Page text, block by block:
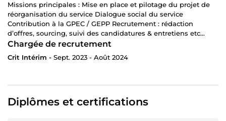
Missions principales : Mise en place et pilotage du projet de
réorganisation du service Dialogue social du service
Contribution à la GPEC / GEPP Recrutement : rédaction
d’offres, sourcing, suivi des candidatures & entretiens etc...
Chargée de recrutement
Crit Intérim - Sept. 2023 - Août 2024
Diplômes et certifications